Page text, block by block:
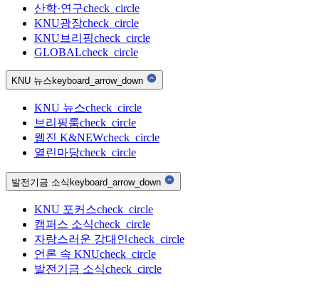
산학·연구check_circle
KNU광장check_circle
KNU브리핑check_circle
GLOBALcheck_circle
KNU 뉴스keyboard_arrow_down
KNU 뉴스check_circle
브리핑룸check_circle
웹진 K&NEWcheck_circle
열린마당check_circle
발전기금 소식keyboard_arrow_down
KNU 포커스check_circle
캠퍼스 소식check_circle
자랑스러운 강대인check_circle
언론 속 KNUcheck_circle
발전기금 소식check_circle